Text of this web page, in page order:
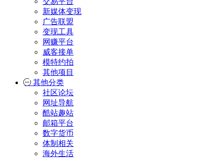
新媒体变现
广告联盟
变现工具
网赚平台
威客接单
模特约拍
其他项目
其他分类
社区论坛
网址导航
酷站趣站
邮箱平台
数字货币
体制相关
海外生活